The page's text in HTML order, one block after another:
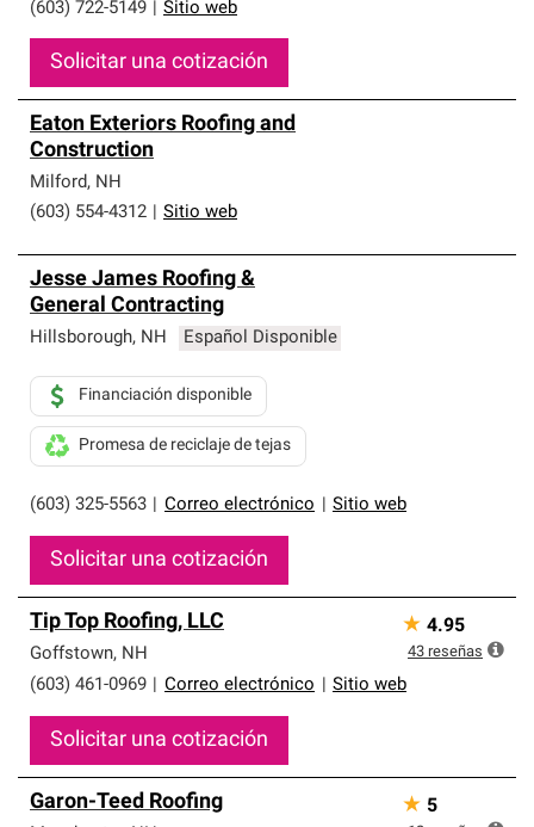
(603) 722-5149 Sitio web
Solicitar una cotización
Eaton Exteriors Roofing and
Construction
Milford, NH
(603) 554-4312
Sitio web
Jesse James Roofing &
General Contracting
Hillsborough, NH Español Disponible
(603) 325-5563 Correo electrónico Sitio web
Financiación disponible
Promesa de reciclaje de tejas
Solicitar una cotización
Tip Top Roofing, LLC
Goffstown, NH
(603) 461-0969
Correo electrónico Sitio web
Solicitar una cotización
★ 4.95
43 reseñas
Garon-Teed Roofing ★ 5